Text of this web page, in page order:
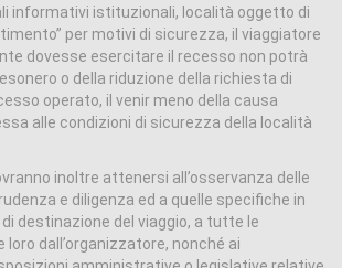
informativi istituzionali, località oggetto di
per motivi di sicurezza, il viaggiatore
dovesse esercitare il recesso non potrà
o della riduzione della richiesta di
operato, il venir meno della causa
alle condizioni di sicurezza della località
inoltre attenersi all’osservanza delle
e diligenza ed a quelle specifiche in
destinazione del viaggio, a tutte le
dall’organizzatore, nonché ai